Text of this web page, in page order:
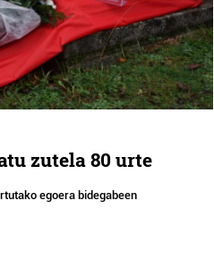
zutela 80 urte
egoera bidegabeen